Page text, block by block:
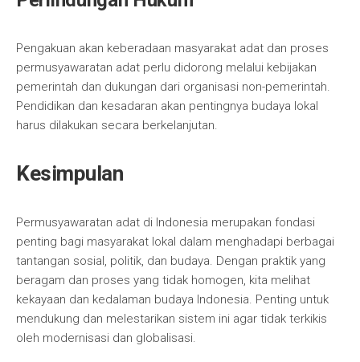
Pengakuan akan keberadaan masyarakat adat dan proses
permusyawaratan adat perlu didorong melalui kebijakan
pemerintah dan dukungan dari organisasi non-pemerintah.
Pendidikan dan kesadaran akan pentingnya budaya lokal
harus dilakukan secara berkelanjutan.
Kesimpulan
Permusyawaratan adat di Indonesia merupakan fondasi
penting bagi masyarakat lokal dalam menghadapi berbagai
tantangan sosial, politik, dan budaya. Dengan praktik yang
beragam dan proses yang tidak homogen, kita melihat
kekayaan dan kedalaman budaya Indonesia. Penting untuk
mendukung dan melestarikan sistem ini agar tidak terkikis
oleh modernisasi dan globalisasi.